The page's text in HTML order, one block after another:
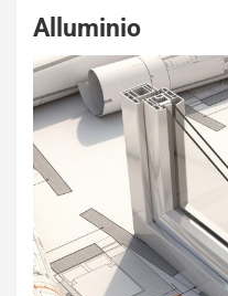
Alluminio